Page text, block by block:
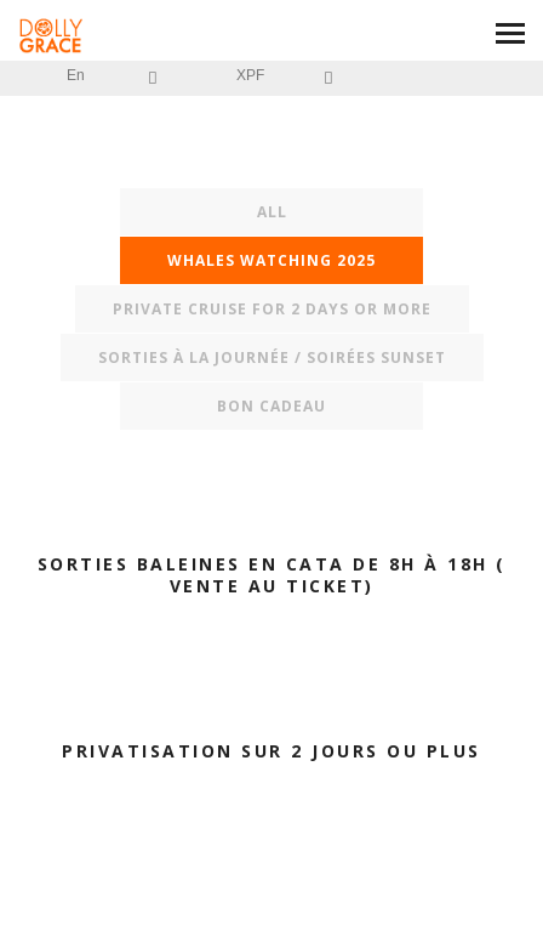
En XPF
ALL
WHALES WATCHING 2025
PRIVATE CRUISE FOR 2 DAYS OR MORE
SORTIES À LA JOURNÉE / SOIRÉES SUNSET
BON CADEAU
SORTIES BALEINES EN CATA DE 8H À 18H (
VENTE AU TICKET)
PRIVATISATION SUR 2 JOURS OU PLUS